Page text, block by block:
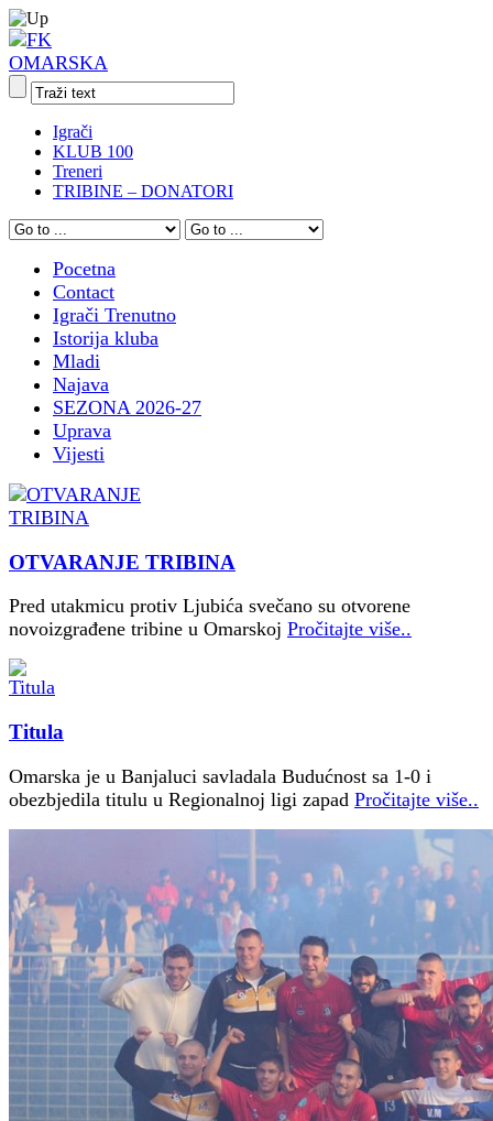
Igrači
KLUB 100
Treneri
TRIBINE – DONATORI
Pocetna
Contact
Igrači Trenutno
Istorija kluba
Mladi
Najava
SEZONA 2026-27
Uprava
Vijesti
OTVARANJE TRIBINA
Pred utakmicu protiv Ljubića svečano su otvorene
novoizgrađene tribine u Omarskoj Pročitajte više..
Titula
Omarska je u Banjaluci savladala Budućnost sa 1-0 i
obezbjedila titulu u Regionalnoj ligi zapad Pročitajte više..